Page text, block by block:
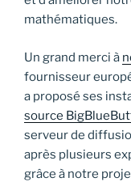
mathématiques.
Un grand merci à
fournisseur
a proposé ses
source
serveur de
après plusieurs
grâce à notre